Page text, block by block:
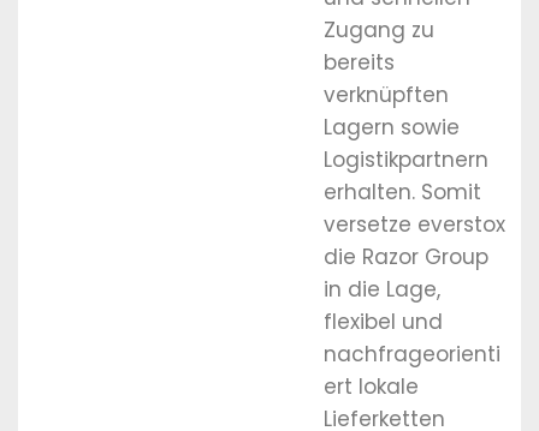
Zugang zu
bereits
verknüpften
Lagern sowie
Logistikpartnern
erhalten. Somit
versetze everstox
die Razor Group
in die Lage,
flexibel und
nachfrageorienti
ert lokale
Lieferketten